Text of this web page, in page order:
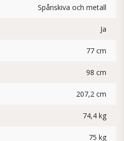
Spånskiva och metall
Ja
77 cm
98 cm
207,2 cm
74,4 kg
75 kg